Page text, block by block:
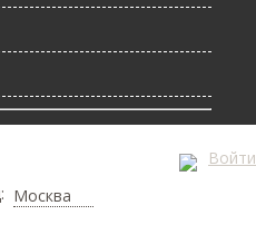
Войти
Москва